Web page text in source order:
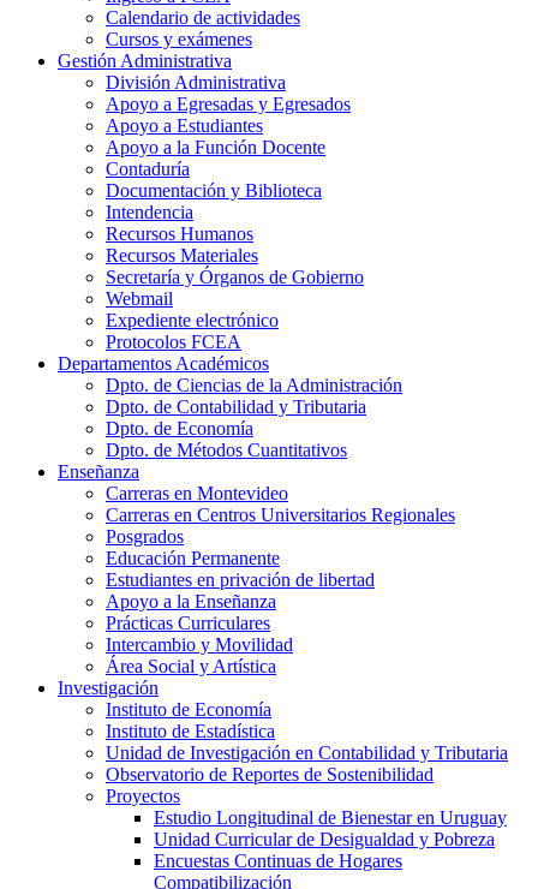
Calendario de actividades
Cursos y exámenes
Gestión Administrativa
División Administrativa
Apoyo a Egresadas y Egresados
Apoyo a Estudiantes
Apoyo a la Función Docente
Contaduría
Documentación y Biblioteca
Intendencia
Recursos Humanos
Recursos Materiales
Secretaría y Órganos de Gobierno
Webmail
Expediente electrónico
Protocolos FCEA
Departamentos Académicos
Dpto. de Ciencias de la Administración
Dpto. de Contabilidad y Tributaria
Dpto. de Economía
Dpto. de Métodos Cuantitativos
Enseñanza
Carreras en Montevideo
Carreras en Centros Universitarios Regionales
Posgrados
Educación Permanente
Estudiantes en privación de libertad
Apoyo a la Enseñanza
Prácticas Curriculares
Intercambio y Movilidad
Área Social y Artística
Investigación
Instituto de Economía
Instituto de Estadística
Unidad de Investigación en Contabilidad y Tributaria
Observatorio de Reportes de Sostenibilidad
Proyectos
Estudio Longitudinal de Bienestar en Uruguay
Unidad Curricular de Desigualdad y Pobreza
Encuestas Continuas de Hogares
Compatibilización